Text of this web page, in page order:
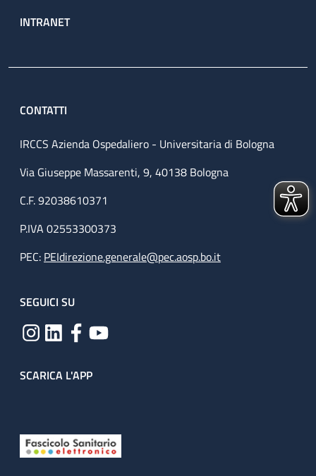
INTRANET
CONTATTI
IRCCS Azienda Ospedaliero - Universitaria di Bologna
Via Giuseppe Massarenti, 9, 40138 Bologna
C.F. 92038610371
P.IVA 02553300373
PEC: PEIdirezione.generale@pec.aosp.bo.it
SEGUICI SU
SCARICA L'APP